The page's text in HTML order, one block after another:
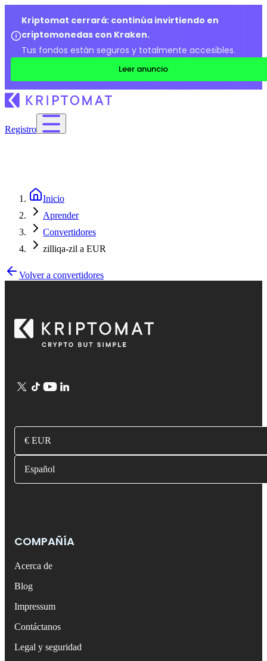
Kriptomat cerrará: continúa invirtiendo en
criptomonedas con Kraken.
Tus fondos están seguros y totalmente accesibles.
Leer anuncio
Registro
Inicio
Aprender
Convertidores
zilliqa-zil a EUR
Volver a convertidores
€ EUR
Español
COMPAÑÍA
Acerca de
Blog
Impressum
Contáctanos
Legal y seguridad